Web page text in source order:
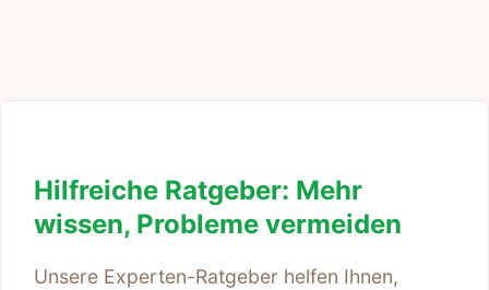
Hilfreiche Ratgeber: Mehr
wissen, Probleme vermeiden
Unsere Experten-Ratgeber helfen Ihnen,